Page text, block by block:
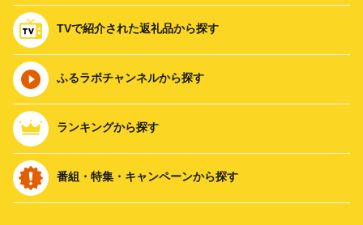
TVで紹介された返礼品から探す
ふるラボチャンネルから探す
ランキングから探す
番組・特集・キャンペーンから探す